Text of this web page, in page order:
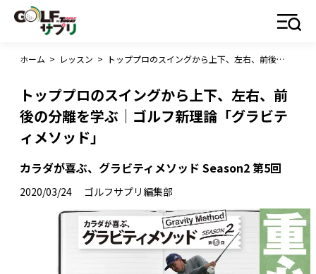
ホーム > レッスン > トッププロのスイングから上下、左右、前後の分離を学ぶ｜ゴルフ新理論「グラビティメソッド」
トッププロのスイングから上下、左右、前
後の分離を学ぶ｜ゴルフ新理論「グラビテ
ィメソッド」
カラダが喜ぶ、グラビティメソッド Season2 第5回
2020/03/24 ゴルフサプリ編集部